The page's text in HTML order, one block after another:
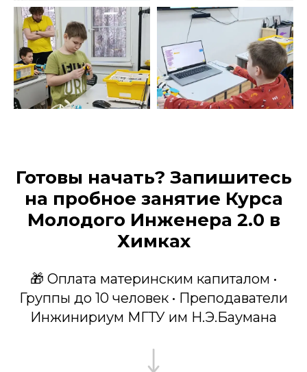
Готовы начать? Запишитесь
на пробное занятие Курса
Молодого Инженера 2.0 в
Химках
🎁 Оплата материнским капиталом •
Группы до 10 человек • Преподаватели
Инжинириум МГТУ им Н.Э.Баумана